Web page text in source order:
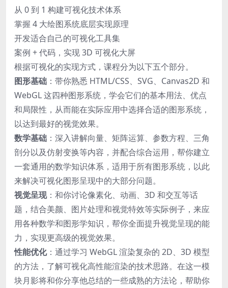
从 0 到 1 构建可视化技术体系
掌握 4 大绘图系统底层实现原理
开发适合自己的可视化工具集
案例 + 代码，实现 3D 可视化大屏
根据可视化的实现方式，课程分为以下五个部分。
图形基础 ：带你熟悉 HTML/CSS、SVG、Canvas2D 和
WebGL 这四种图形系统，学会它们的基本用法、优点
和局限性，从而能在实际应用中选择合适的图形系统，
以达到最好的视觉效果。
数学基础 ：深入讲解向量、矩阵运算、参数方程、三角
剖分以及仿射变换等内容，并配合综合运用，帮你建立
一套通用的数学知识体系，适用于所有图形系统，以此
来解决可视化图形呈现中的大部分问题。
视觉呈现：和你讨论像素化、动画、3D 和交互等话
题，结合美颜、图片处理和视觉特效等实际例子，来应
用各种数学和图形学知识，帮你全面提升视觉呈现的能
力，实现更高级的视觉效果。
性能优化：通过学习 WebGL 渲染复杂的 2D、3D 模型
的方法，了解可视化高性能渲染的技术思路。在这一模
块月影将和你分享他总结的一些成熟的方法论，帮助你